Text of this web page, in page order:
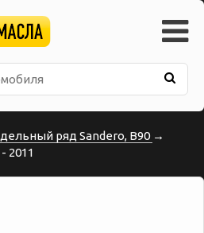
ряд Sandero, B90 →
2011